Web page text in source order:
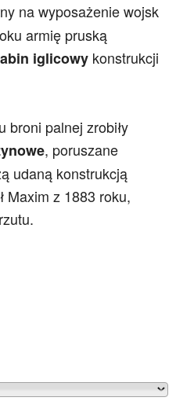
na wyposażenie wojsk
armię pruską
iglicowy konstrukcji
broni palnej zrobiły
, poruszane
udaną konstrukcją
Maxim z 1883 roku,